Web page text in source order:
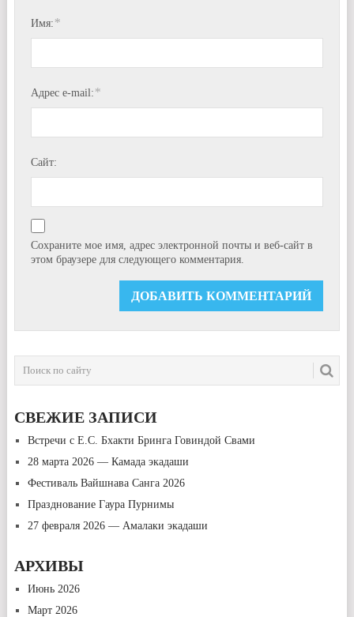
Имя: *
Адрес e-mail: *
Сайт:
Сохраните мое имя, адрес электронной почты и веб-сайт в
этом браузере для следующего комментария.
СВЕЖИЕ ЗАПИСИ
Встречи с Е.С. Бхакти Бринга Говиндой Свами
28 марта 2026 — Камада экадаши
Фестиваль Вайшнава Санга 2026
Празднование Гаура Пурнимы
27 февраля 2026 — Амалаки экадаши
АРХИВЫ
Июнь 2026
Март 2026